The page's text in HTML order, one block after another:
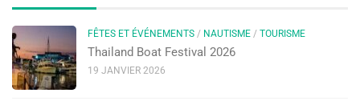
FÊTES ET ÉVÉNEMENTS / NAUTISME / TOURISME
Thailand Boat Festival 2026
19 JANVIER 2026